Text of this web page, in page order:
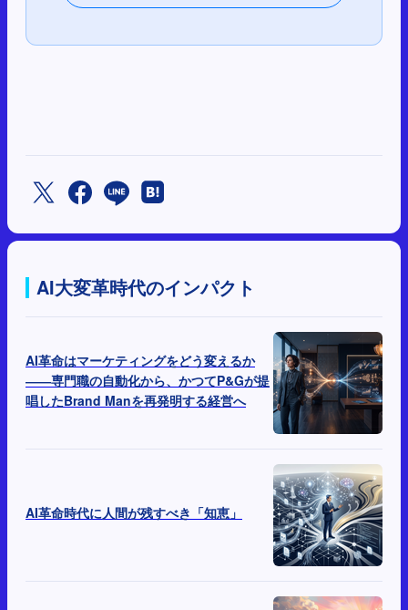
AI大変革時代のインパクト
AI革命はマーケティングをどう変えるか
――専門職の自動化から、かつてP&Gが提
唱したBrand Manを再発明する経営へ
AI革命時代に人間が残すべき「知恵」